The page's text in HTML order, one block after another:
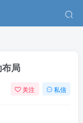
局
关注 私信